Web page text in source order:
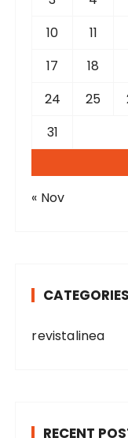
10
11
17
18
24
25
31
« Nov
CATEGORIES
revistalinea
RECENT